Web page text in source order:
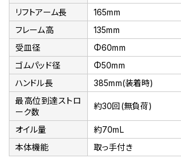
リフトアーム長
165mm
フレーム高
135mm
受皿径
Φ60mm
ゴムパッド径
Φ50mm
ハンドル長
385mm(装着時)
最高位到達ストロ
ーク数
約30回(無負荷)
オイル量
約70mL
本体機能
取っ手付き